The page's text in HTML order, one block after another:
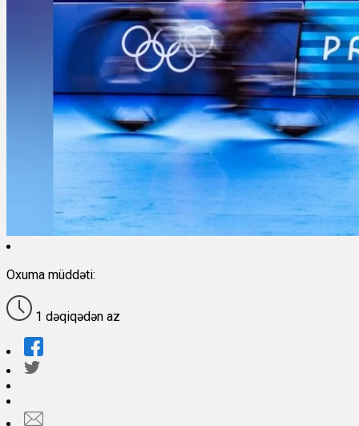
Oxuma müddəti:
1 dəqiqədən az